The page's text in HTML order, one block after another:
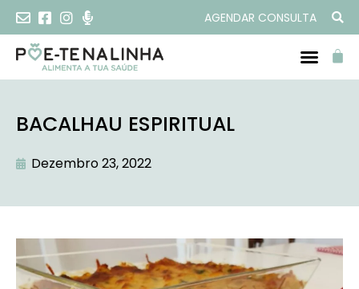
AGENDAR CONSULTA
BACALHAU ESPIRITUAL
Dezembro 23, 2022